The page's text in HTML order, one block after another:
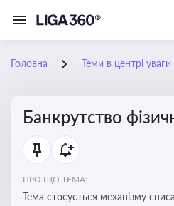
Головна Теми в центрі уваги
Банкрутство
ПРО ЩО ТЕМА:
Тема стосується механізму